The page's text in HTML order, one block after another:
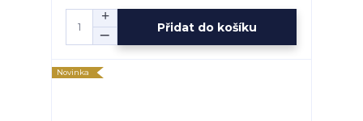
Přidat do košíku
Novinka